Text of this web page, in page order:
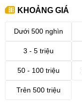
KHOẢNG GIÁ
Dưới 500 nghìn
3 - 5 triệu
50 - 100 triệu
Trên 500 triệu